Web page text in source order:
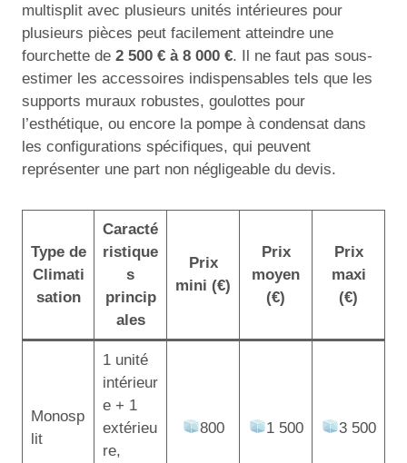
multisplit avec plusieurs unités intérieures pour
plusieurs pièces peut facilement atteindre une
fourchette de 2 500 € à 8 000 €. Il ne faut pas sous-
estimer les accessoires indispensables tels que les
supports muraux robustes, goulottes pour
l’esthétique, ou encore la pompe à condensat dans
les configurations spécifiques, qui peuvent
représenter une part non négligeable du devis.
Type de
Climati
sation
Caracté
ristique
s
princip
ales
Prix
mini (€)
Prix
moyen
(€)
Prix
maxi
(€)
Monosp
lit
1 unité
intérieur
e + 1
extérieu
re,
800 1 500 3 500